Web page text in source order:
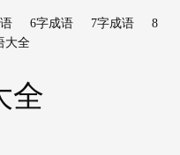
6字成语 7字成语
8
大全
全